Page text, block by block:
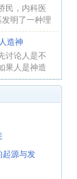
民，内科医
明了一种理
造神
讨论人是不
果人是神造
起源与发